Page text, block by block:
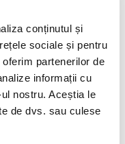
conținutul și
sociale și pentru
partenerilor de
informații cu
nostru. Aceștia le
de dvs. sau culese
– Ziua
un meniu
preparate